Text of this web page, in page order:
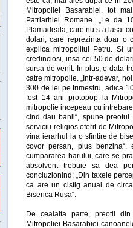
Mitropoliei Basarabiei, tot
Patriarhiei Romane. „Le da
Plamadeala, care nu s-a lasat
dolari, care reprezinta doar o
explica mitropolitul Petru. Si
credinciosi, insa cei 50 de
sursa de venit. In plus, o data
catre mitropolie. „Intr-adevar,
300 de lei pe trimestru, adica
fost 14 ani protopop la
mitropolie incepeau cu
cind dau banii“, spune
serviciu religios oferit de
vina ierarhul la o sfintire de
covor persan, plus benzina“,
cumpararea harului, care se
absolvent trebuie sa dea
concluzionind: „Din taxele
ca are un cistig anual de
Biserica Rusa“.
De cealalta parte, preotii
Mitropoliei Basarabiei